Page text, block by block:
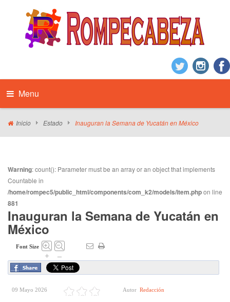
Menu
Inicio Estado Inauguran la Semana de Yucatán en México
Warning: count(): Parameter must be an array or an object that implements
Countable in
/home/rompec5/public_html/components/com_k2/models/item.phpon line
881
Inauguran la Semana de Yucatán en
México
Font Size
+ –
09 Mayo 2026 Autor Redacción